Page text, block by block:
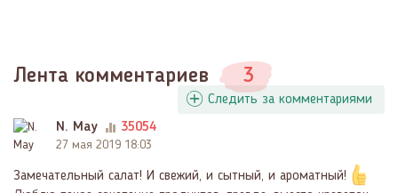
Лента комментариев 3
Следить за комментариями
N. May
35054
27 мая 2019 18:03
Замечательный салат! И свежий, и сытный, и ароматный!